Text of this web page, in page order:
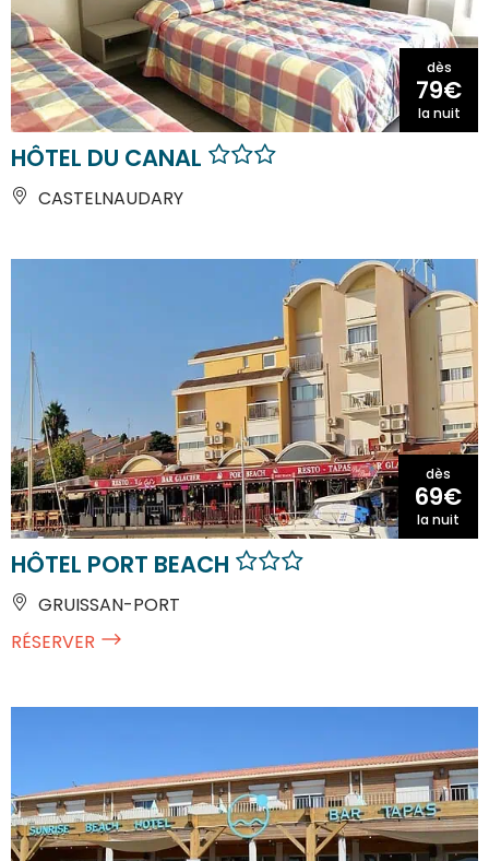
dès
79€
la nuit
HÔTEL DU CANAL
CASTELNAUDARY
dès
69€
la nuit
HÔTEL PORT BEACH
GRUISSAN-PORT
RÉSERVER